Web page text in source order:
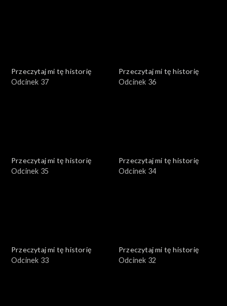
Przeczytaj mi tę historię
Odcinek 37
Przeczytaj mi tę historię
Odcinek 36
Przeczytaj mi tę historię
Odcinek 35
Przeczytaj mi tę historię
Odcinek 34
Przeczytaj mi tę historię
Odcinek 33
Przeczytaj mi tę historię
Odcinek 32